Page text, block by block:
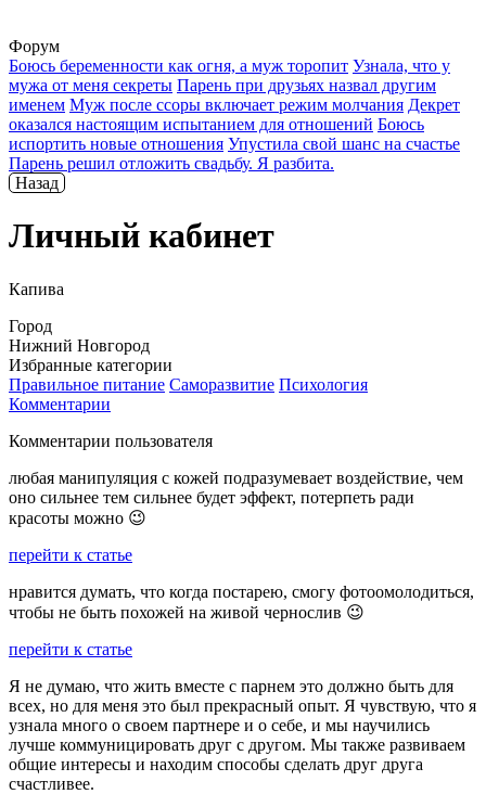
Форум
Боюсь беременности как огня, а муж торопит Узнала, что у
мужа от меня секреты Парень при друзьях назвал другим
именем Муж после ссоры включает режим молчания Декрет
оказался настоящим испытанием для отношений Боюсь
испортить новые отношения Упустила свой шанс на счастье
Парень решил отложить свадьбу. Я разбита.
Назад
Личный кабинет
Капива
Город
Нижний Новгород
Избранные категории
Правильное питание Саморазвитие Психология
Комментарии
Комментарии пользователя
любая манипуляция с кожей подразумевает воздействие, чем
оно сильнее тем сильнее будет эффект, потерпеть ради
красоты можно 😉
перейти к статье
нравится думать, что когда постарею, смогу фотоомолодиться,
чтобы не быть похожей на живой чернослив 😉
перейти к статье
Я не думаю, что жить вместе с парнем это должно быть для
всех, но для меня это был прекрасный опыт. Я чувствую, что я
узнала много о своем партнере и о себе, и мы научились
лучше коммуницировать друг с другом. Мы также развиваем
общие интересы и находим способы сделать друг друга
счастливее.